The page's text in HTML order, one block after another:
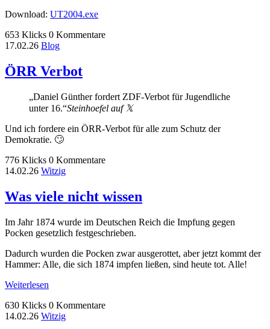
Download: UT2004.exe
653 Klicks 0 Kommentare
17.02.26 Blog
ÖRR Verbot
Daniel Günther fordert ZDF-Verbot für Jugendliche
unter 16. Steinhoefel auf 𝕏
Und ich fordere ein ÖRR-Verbot für alle zum Schutz der
Demokratie. 🙄
776 Klicks 0 Kommentare
14.02.26 Witzig
Was viele nicht wissen
Im Jahr 1874 wurde im Deutschen Reich die Impfung gegen
Pocken gesetzlich festgeschrieben.
Dadurch wurden die Pocken zwar ausgerottet, aber jetzt kommt der
Hammer: Alle, die sich 1874 impfen ließen, sind heute tot. Alle!
Weiterlesen
630 Klicks 0 Kommentare
14.02.26 Witzig